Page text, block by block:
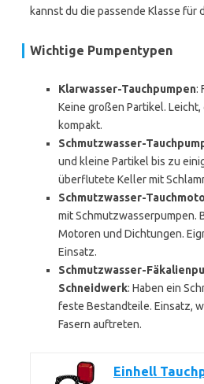
kannst du die passende Klasse für
Wichtige Pumpentypen
Klarwasser-Tauchpumpen:
Keine großen Partikel.
kompakt.
Schmutzwasser-
und kleine Partikel bis zu
überflutete Keller mit
Schmutzwasser-
mit Schmutzwasserpumpen.
Motoren und Dichtungen.
Einsatz.
Schmutzwasser-
Schneidwerk: Haben ein
feste Bestandteile. Einsatz,
Fasern auftreten.
Einhell